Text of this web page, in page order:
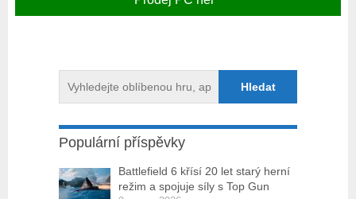
Populární příspěvky
Battlefield 6 křísí 20 let starý herní
režim a spojuje síly s Top Gun